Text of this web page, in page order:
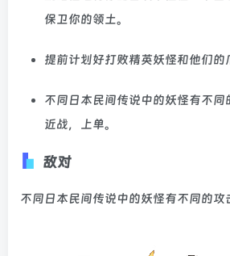
保卫你的领土。
提前计划好打败精英妖怪和他们的
不同日本民间传说中的妖怪有不同
近战，上单。
敌对
不同日本民间传说中的妖怪有不同的攻